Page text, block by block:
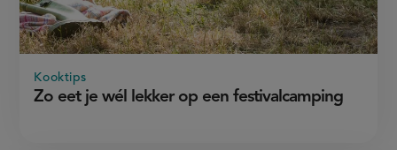
Zo eet je wél lekker op een festivalcamping
Kooktips